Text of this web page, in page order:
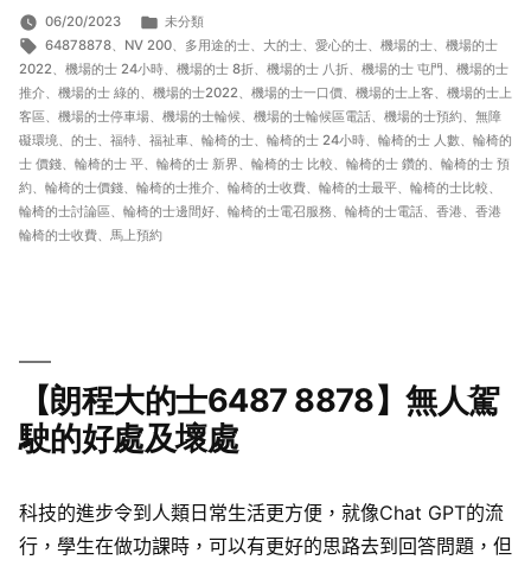
06/20/2023
分
類:
未分類
標
籤:
64878878、 NV 200、 多用途的士、 大的士、 愛心的士、 機場的士、 機場的士
2022、 機場的士 24小時、 機場的士 8折、 機場的士 八折、 機場的士 屯門、 機場的士
推介、 機場的士 綠的、 機場的士2022、 機場的士一口價、 機場的士上客、 機場的士上
客區、 機場的士停車場、 機場的士輪候、 機場的士輪候區電話、 機場的士預約、 無障
礙環境、 的士、 福特、 福祉車、 輪椅的士、 輪椅的士 24小時、 輪椅的士 人數、 輪椅的
士 價錢、 輪椅的士 平、 輪椅的士 新界、 輪椅的士 比較、 輪椅的士 鑽的、 輪椅的士 預
約、 輪椅的士價錢、 輪椅的士推介、 輪椅的士收費、 輪椅的士最平、 輪椅的士比較、
輪椅的士討論區、 輪椅的士邊間好、 輪椅的士電召服務、 輪椅的士電話、 香港、 香港
輪椅的士收費、 馬上預約
【朗程大的士6487 8878】無人駕
駛的好處及壞處
科技的進步令到人類日常生活更方便，就像Chat GPT的流
行，學生在做功課時，可以有更好的思路去到回答問題，但